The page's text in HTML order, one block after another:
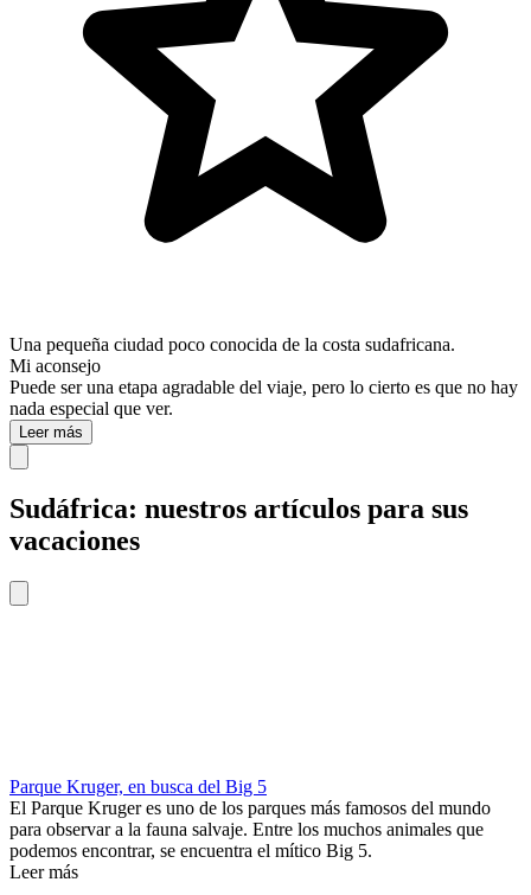
Una pequeña ciudad poco conocida de la costa sudafricana.
Mi aconsejo
Puede ser una etapa agradable del viaje, pero lo cierto es que no hay
nada especial que ver.
Leer más
Sudáfrica: nuestros artículos para sus
vacaciones
Parque Kruger, en busca del Big 5
El Parque Kruger es uno de los parques más famosos del mundo
para observar a la fauna salvaje. Entre los muchos animales que
podemos encontrar, se encuentra el mítico Big 5.
Leer más